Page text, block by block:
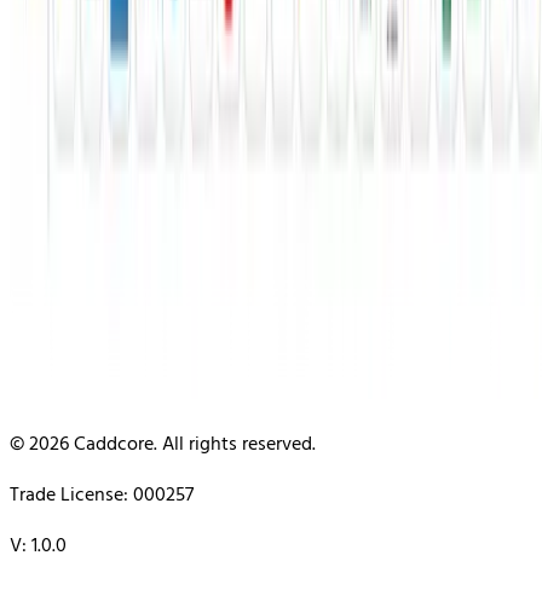
© 2026 Caddcore. All rights reserved.
Trade License: 000257
V: 1.0.0